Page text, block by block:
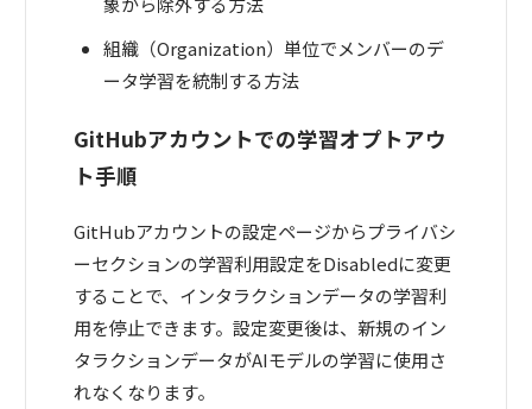
組織（Organization）単位でメンバーのデ
ータ学習を統制する方法
GitHubアカウントでの学習オプトアウ
ト手順
GitHubアカウントの設定ページからプライバシ
ーセクションの学習利用設定をDisabledに変更
することで、インタラクションデータの学習利
用を停止できます。設定変更後は、新規のイン
タラクションデータがAIモデルの学習に使用さ
れなくなります。